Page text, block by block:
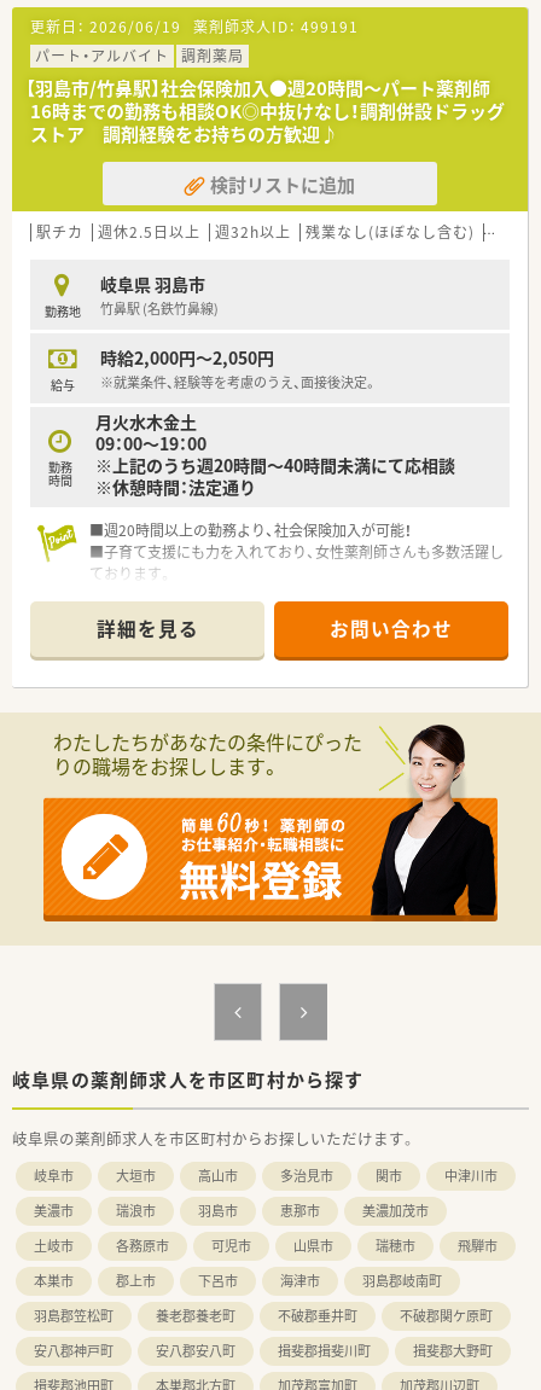
更新日： 2026/06/19 薬剤師求人ID： 499191
パート・アルバイト
調剤薬局
【羽島市/竹鼻駅】社会保険加入●週20時間～パート薬剤師
16時までの勤務も相談OK◎中抜けなし！調剤併設ドラッグ
ストア 調剤経験をお持ちの方歓迎♪
検討リストに追加
駅チカ 週休2.5日以上 週32h以上 残業なし(ほぼなし含む) 転勤な
勤務地
岐阜県 羽島市
竹鼻駅 (名鉄竹鼻線)
給与
時給2,000円～2,050円
※就業条件、経験等を考慮のうえ、面接後決定。
勤務
時間
月火水木金土
09：00～19：00
※上記のうち週20時間～40時間未満にて応相談
※休憩時間：法定通り
■週20時間以上の勤務より、社会保険加入が可能！
■子育て支援にも力を入れており、女性薬剤師さんも多数活躍し
ております。
てのご勤務を見据えての入社も歓迎♪
■愛知県本社！調剤専門薬局・調剤併設ドラッグストアを運営し
ている企業です。愛知県・岐阜県・三重県に120店舗以上を展開し
ています。
詳細を見る お問い合わせ
わたしたちがあなたの条件にぴった
りの職場をお探しします。
岐阜県の薬剤師求人を市区町村から探す
岐阜県の薬剤師求人を市区町村からお探しいただけます。
岐阜市 大垣市 高山市 多治見市 関市
中津川市
美濃市
瑞浪市 羽島市 恵那市
美濃加茂市
土岐市
各務原市 可児市 山県市 瑞穂市
飛騨市
本巣市
郡上市 下呂市 海津市
羽島郡岐南町
羽島郡笠松町
養老郡養老町 不破郡垂井町
不破郡関ケ原町
安八郡神戸町
安八郡安八町 揖斐郡揖斐川町
揖斐郡大野町
揖斐郡池田町
本巣郡北方町 加茂郡富加町
加茂郡川辺町